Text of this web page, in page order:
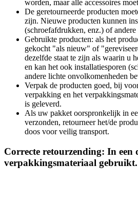
worden, maar alle accessoires
De geretourneerde producten
zijn. Nieuwe producten kunnen
(schroefafdrukken, enz.) of
Gebruikte producten: als het
gekocht "als nieuw" of
dezelfde staat te zijn als waarin u
en kan het ook installatiesporen
andere lichte onvolkomenheden
Verpak de producten goed, bij
verpakking en het
is geleverd.
Als uw pakket oorspronkelijk in
verzonden, retourneer het/de
doos voor veilig transport.
Correcte retourzending: In een
verpakkingsmateriaal gebruikt.